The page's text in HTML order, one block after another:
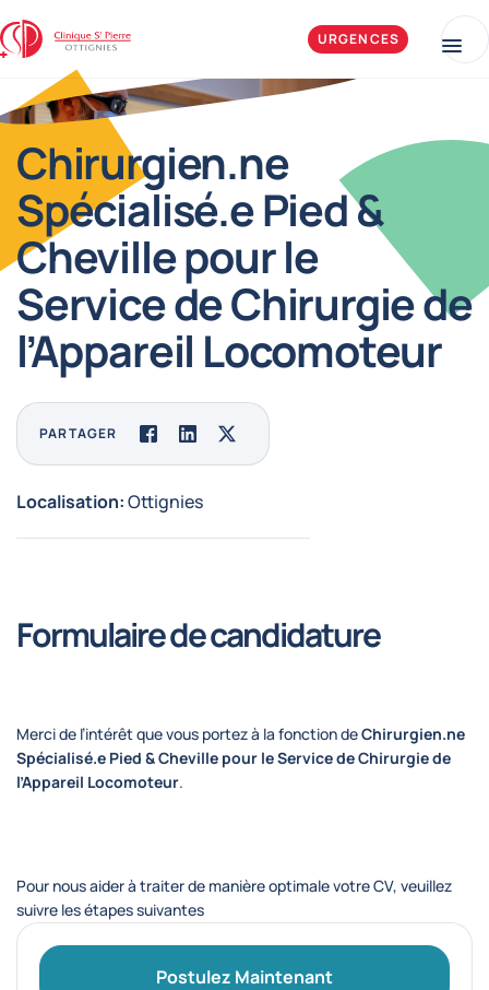
Clinique Saint-Pierre Ottignies URGENCES
Chirurgien.ne
Spécialisé.e Pied &
Cheville pour le
Service de Chirurgie de
l’Appareil Locomoteur
PARTAGER FacebookLinkedInTwitter
Localisation:Ottignies
Formulaire de candidature
Merci de l’intérêt que vous portez à la fonction deChirurgien.ne
Spécialisé.e Pied & Cheville pour le Service de Chirurgie de
l’Appareil Locomoteur.
Pour nous aider à traiter de manière optimale votre CV, veuillez
suivre les étapes suivantes
Postulez Maintenant